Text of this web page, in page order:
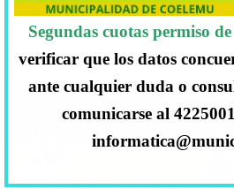
ILLAPU Te invitamos a
versión de la fiesta del
Segundas cuotas permiso
verificar que los datos
ante cualquier duda o
comunicarse al